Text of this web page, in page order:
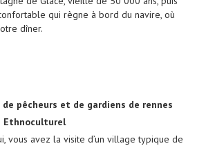
qui règne à bord du navire, où
dîner.
pêcheurs et de gardiens de rennes
Ethnoculturel
vous avez la visite d’un village typique de